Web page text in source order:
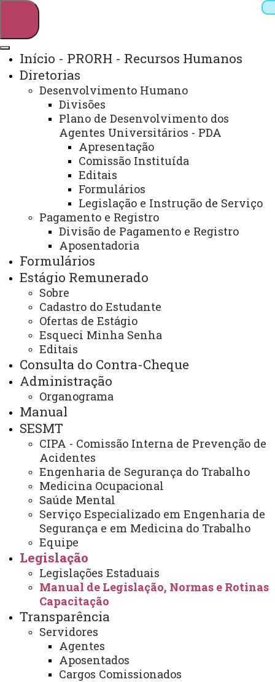
Webmail Sistemas
Telefones
Arquivo Virtual
Campus
Início - PRORH - Recursos Humanos
Diretorias
Desenvolvimento Humano
Divisões
Plano de Desenvolvimento dos
Agentes Universitários - PDA
Apresentação
Comissão Instituída
Editais
Formulários
Legislação e Instrução de Serviço
Pagamento e Registro
Divisão de Pagamento e Registro
Aposentadoria
Formulários
Estágio Remunerado
Sobre
Cadastro do Estudante
Ofertas de Estágio
Esqueci Minha Senha
Editais
Consulta do Contra-Cheque
Administração
Organograma
Manual
SESMT
CIPA - Comissão Interna de Prevenção de
Acidentes
Engenharia de Segurança do Trabalho
Medicina Ocupacional
Saúde Mental
Serviço Especializado em Engenharia de
Segurança e em Medicina do Trabalho
Equipe
Legislação
Legislações Estaduais
Manual de Legislação, Normas e Rotinas
Capacitação
Transparência
Servidores
Agentes
Aposentados
Cargos Comissionados
Início
Estágio
Remunerado
Legislação
Estadual
Manual
MANUAL DE LEGISLAÇÃO,
NORMAS E ROTINAS
CAPACITAÇÃO
Você está aqui: Unioeste
Recursos Humanos
Legislação
Manual de Legislação, Normas e Rotinas
Capacitação
Título
Cadastro Geral de Empregados e Desempregados -
CAGED
Capacitação
Carreiras das Instituições Estaduais de Ensino Superior
do Estado do Paraná
Consignação
Contagem de Tempo de Contribuição
Contratação de Pessoal por Tempo Determinado
Contratação Temporária de Professor Visitante
Controle de Freqüência
Declaração de Bens